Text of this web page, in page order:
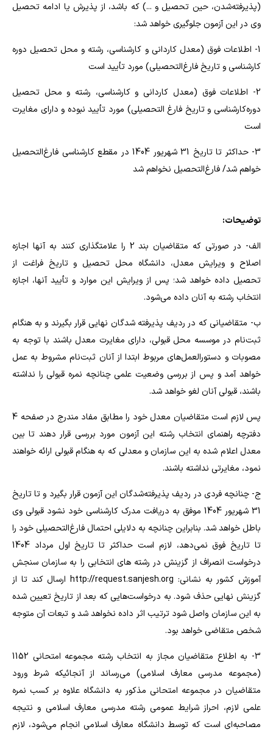
‌(پذیرفته‌شدن‌، حین‌ تحصیل‌ ‌و ...) که باشد، از پذیرش یا ادامه تحصیل
وی در این آزمون‌ جلوگیری خواهد شد:
1- اطلاعات فوق (معدل کاردانی و کارشناسی، رشته و محل تحصیل دوره
کارشناسی و تاریخ فارغ‌التحصیلی) مورد تأیید است
2- اطلاعات فوق (معدل کاردانی و کارشناسی، رشته و محل تحصیل
دوره‌کارشناسی و تاریخ فارغ التحصیلی) مورد تأیید نبوده و دارای مغایرت
است
3- حداکثر تا تاریخ 31 شهریور 1404 در مقطع کارشناسی فارغ‌التحصیل
خواهم شد/ فارغ‌التحصیل نخواهم شد
توضیحات:
الف- در صورتی که متقاضیان بند 2 را علامتگذاری کنند به آنها اجازه
اصلاح و ویرایش معدل، دانشگاه محل تحصیل و تاریخ فراغت از
تحصیل داده خواهد شد؛ پس از ویرایش این موارد و تأیید آنها، اجازه
انتخاب رشته به آنان داده می‌شود.
ب- متقاضیانی که در ردیف پذیرفته شدگان نهایی قرار بگیرند و به هنگام
ثبت‌نام در موسسه محل قبولی، دارای مغایرت معدل باشند با توجه به
مصوبات و دستورالعمل‌های مربوط ابتدا از آنان ثبت‌نام مشروط به عمل
خواهد آمد و پس از بررسی وضعیت علمی چنانچه نمره قبولی را نداشته
باشند، قبولی آنان لغو خواهد شد.
پس لازم است متقاضیان معدل خود را مطابق مفاد مندرج در صفحه 4
دفترچه راهنمای انتخاب رشته‌ این آزمون مورد بررسی قرار دهند تا بین
معدل اعلام شده به این سازمان و معدلی که به هنگام قبولی ارائه خواهند
نمود، مغایرتی نداشته باشند.
ج- چنانچه فردی در ردیف پذیرفته‌شدگان این آزمون قرار بگیرد و تا تاریخ
31 شهریور 1404 موفق به دریافت مدرک کارشناسی خود نشود قبولی وی
باطل خواهد شد. بنابراین چنانچه به دلایلی احتمال فارغ‌التحصیلی خود را
تا تاریخ فوق نمی‌دهد، لازم است حداکثر تا تاریخ اول مرداد 1404
درخواست انصراف از گزینش در رشته های انتخابی را به سازمان سنجش
آموزش کشور به نشانی: http://request.sanjesh.org ارسال کند تا از
گزینش نهایی حذف شود. به درخواست‌هایی که بعد از تاریخ تعیین شده
به این سازمان واصل شود ترتیب اثر داده نخواهد شد و تبعات آن متوجه
شخص متقاضی خواهد بود.
3- به اطلاع متقاضیان مجاز به انتخاب رشته مجموعه امتحانی 1152
(مجموعه مدرسی معارف اسلامی) می‌رساند از آنجائیکه شرط ورود
متقاضیان در مجموعه امتحانی مذکور به دانشگاه علاوه بر کسب نمره
علمی لازم، احراز شرایط عمومی رشته مدرسی معارف اسلامی و نتیجه
مصاحبه‌ای است که توسط دانشگاه معارف اسلامی انجام می‌شود، لازم